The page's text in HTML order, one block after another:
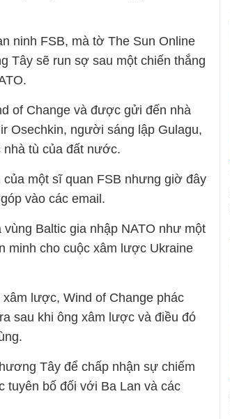
ninh FSB, mà tờ The Sun Online
Tây sẽ run sợ sau một chiến thắng
of Change và được gửi đến nhà
Osechkin, người sáng lập Gulagu,
tù của đất nước.
một sĩ quan FSB nhưng giờ đây
vào các email.
Baltic gia nhập NATO như một
minh cho cuộc xâm lược Ukraine
lược, Wind of Change phác
sau khi ông xâm lược và điều đó
Tây để chấp nhận sự chiếm
tuyên bố đối với Ba Lan và các